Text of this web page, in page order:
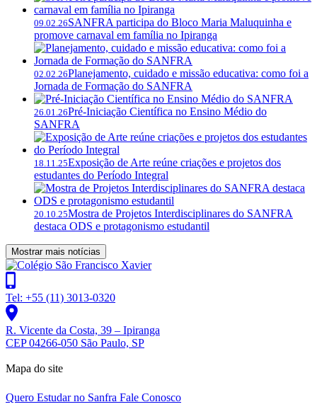
09.02.26SANFRA participa do Bloco Maria Maluquinha e
promove carnaval em família no Ipiranga
02.02.26Planejamento, cuidado e missão educativa: como foi a
Jornada de Formação do SANFRA
26.01.26Pré-Iniciação Científica no Ensino Médio do
SANFRA
18.11.25Exposição de Arte reúne criações e projetos dos
estudantes do Período Integral
20.10.25Mostra de Projetos Interdisciplinares do SANFRA
destaca ODS e protagonismo estudantil
Mostrar mais notícias
Tel: +55 (11) 3013-0320
R. Vicente da Costa, 39 – Ipiranga
CEP 04266-050 São Paulo, SP
Mapa do site
Quero Estudar no Sanfra Fale Conosco